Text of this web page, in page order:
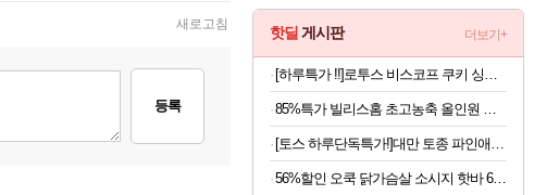
새로고침
등록
핫딜 게시판 더보기+
56%할인 오쿡 닭가슴살 소시지 핫바 6종, 70g, 12개